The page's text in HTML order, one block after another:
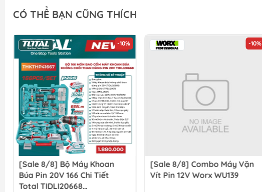
CÓ THỂ BẠN CŨNG THÍCH
-10%
[Sale 8/8] Bộ Máy Khoan
Búa Pin 20V 166 Chi Tiết
Total TIDLI20668
-10%
[Sale 8/8] Combo Máy Vặn
Vít Pin 12V Worx WU139